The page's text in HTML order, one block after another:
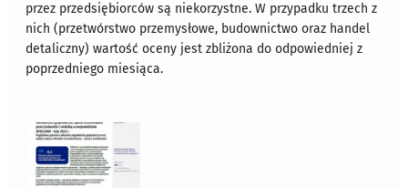
przez przedsiębiorców są niekorzystne. W przypadku trzech z
nich (przetwórstwo przemysłowe, budownictwo oraz handel
detaliczny) wartość oceny jest zbliżona do odpowiedniej z
poprzedniego miesiąca.